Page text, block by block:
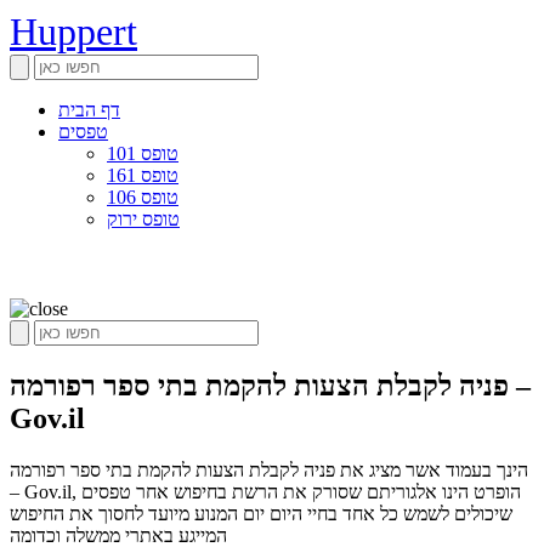
Huppert
דף הבית
טפסים
טופס 101
טופס 161
טופס 106
טופס ירוק
פניה לקבלת הצעות להקמת בתי ספר רפורמה –
Gov.il
הינך בעמוד אשר מציג את פניה לקבלת הצעות להקמת בתי ספר רפורמה
– Gov.il, הופרט הינו אלגוריתם שסורק את הרשת בחיפוש אחר טפסים
שיכולים לשמש כל אחד בחיי היום יום המנוע מיועד לחסוך את החיפוש
המייגע באתרי ממשלה וכדומה